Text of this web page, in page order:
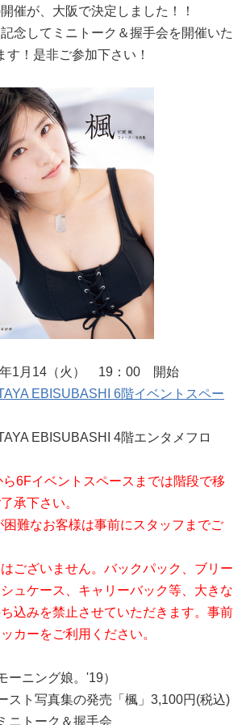
催が、大阪で決定しました！！
念してミニトーク＆握手会を開催いた
す！是非ご参加下さい！
年1月14（火） 19：00 開始
EBISUBASHI 6階イベントスペー
EBISUBASHI 4階エンタメフロ
6Fイベントスペースまでは階段で移
承下さい。
難なお客様は事前にスタッフまでご
ございません。バックパック、ブリー
ュケース、キャリーバック等、大きな
込みを禁止させていただきます。事前
カーをご利用ください。
ーニング娘。'19）
スト写真集の発売「楓」3,100円(税込)
ニトーク＆握手会